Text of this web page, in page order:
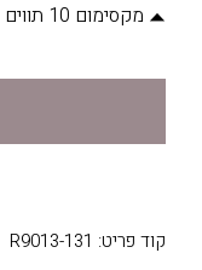
מקסימום 10 תווים
קוד פריט: R9013-131